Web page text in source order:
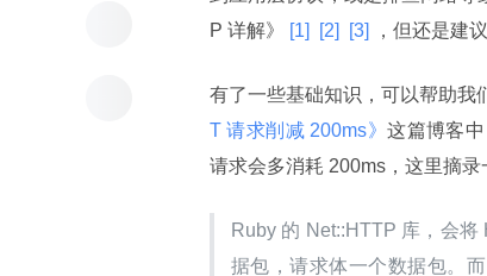
P 详解》
[1] [2] [3] ，但还是建
有了一些基础知识，可以帮助我
T 请求削减 200ms》这篇博客
请求会多消耗 200ms，这里摘录
Ruby 的 Net::HTTP 库，会
据包，请求体一个数据包。